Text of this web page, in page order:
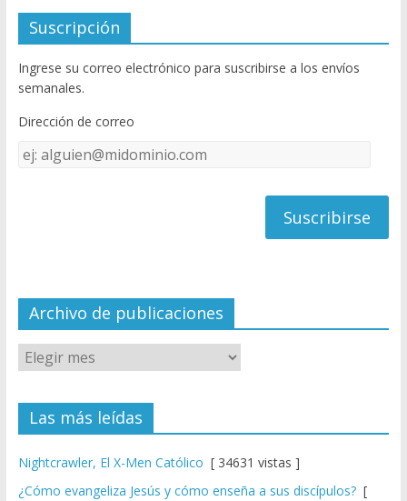
e
b
o
o
k
itt
er
u
T
u
e
C
el
Suscripción
Ingrese su correo electrónico para suscribirse a los envíos
semanales.
Dirección de correo
Dirección
de
Archivo de publicaciones
Las más leídas
Nightcrawler, El X-Men Católico [ 34631 vistas ]
¿Cómo evangeliza Jesús y cómo enseña a sus discípulos?[